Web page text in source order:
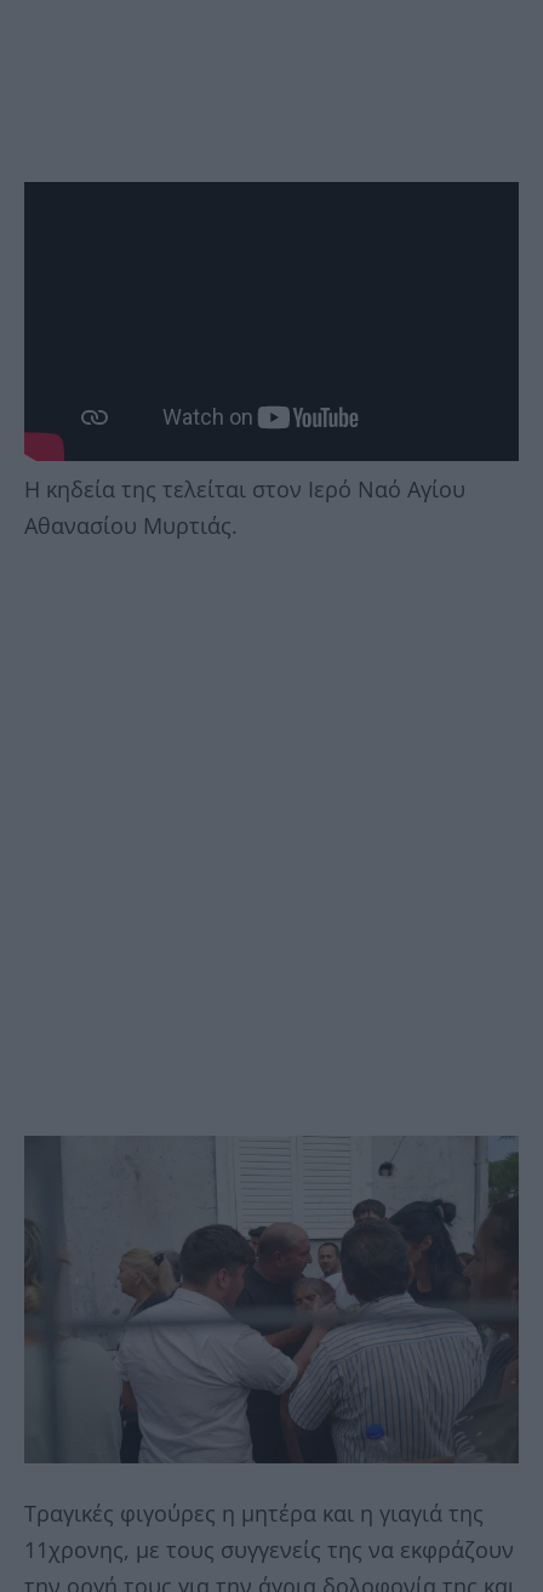
Η κηδεία της τελείται στον Ιερό Ναό Αγίου
Αθανασίου Μυρτιάς.
Τραγικές φιγούρες η μητέρα και η γιαγιά της
11χρονης, με τους συγγενείς της να εκφράζουν
την οργή τους για την άγρια δολοφονία της και